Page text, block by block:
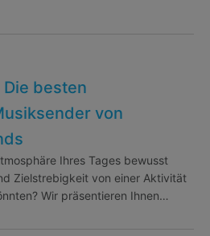
Die besten
von
Ihres Tages bewusst
Zielstrebigkeit von einer Aktivität
Wir präsentieren Ihnen…